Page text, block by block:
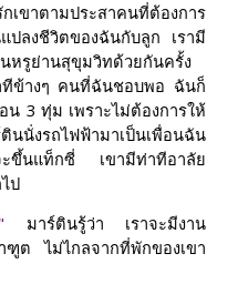
เขาตามประสาคนที่ต้องการ
ปลงชีวิตของฉันกับลูก เรามี
หรูย่านสุขุมวิทด้วยกันครั้ง
ทีข้างๆ คนที่ฉันชอบพอ ฉันก็
น 3 ทุ่ม เพราะไม่ต้องการให้
นั่งรถไฟฟ้ามาเป็นเพื่อนฉัน
ขึ้นแท็กซี่ เขามีท่าทีอาลัย
ป
มาร์ตินรู้ว่า เราจะมีงาน
ต ไม่ไกลจากที่พักของเขา